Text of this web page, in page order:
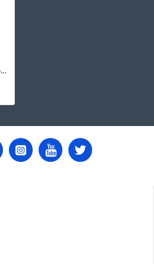
«Omonboy bilan Davronboy»